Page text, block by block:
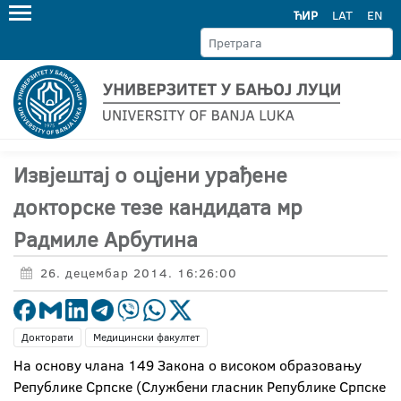
ЋИР LAT EN
Извјештај о оцјени урађене
докторске тезе кандидата мр
Радмиле Арбутина
26. децембар 2014. 16:26:00
Докторати Медицински факултет
На основу члана 149 Закона о високом образовању
Републике Српске (Службени гласник Републике Српске